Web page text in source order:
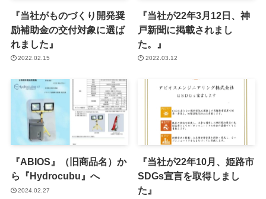
『当社がものづくり開発奨
励補助金の交付対象に選ば
れました』
2022.02.15
『当社が22年3月12日、神
戸新聞に掲載されまし
た。』
2022.03.12
『ABIOS』（旧商品名）か
ら『Hydrocubu』へ
2024.02.27
『当社が22年10月、姫路市
SDGs宣言を取得しまし
た』